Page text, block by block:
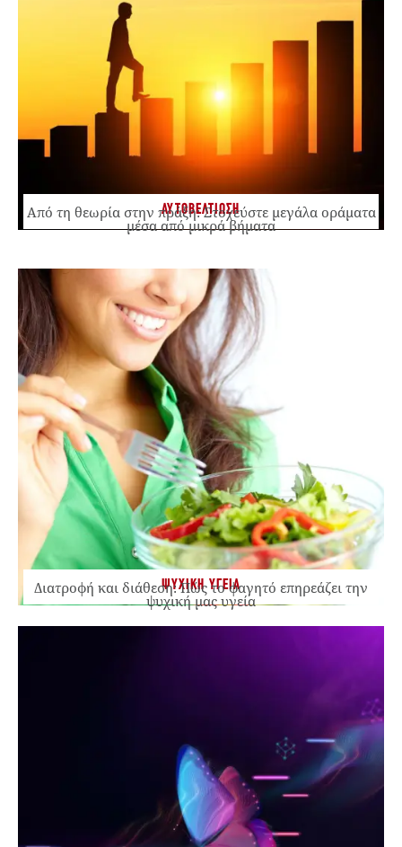
ΑΥΤΟΒΕΛΤΙΩΣΗ
Από τη θεωρία στην πράξη: Στοχεύστε μεγάλα οράματα
μέσα από μικρά βήματα
ΨΥΧΙΚΗ ΥΓΕΙΑ
Διατροφή και διάθεση: Πώς το φαγητό επηρεάζει την
ψυχική μας υγεία